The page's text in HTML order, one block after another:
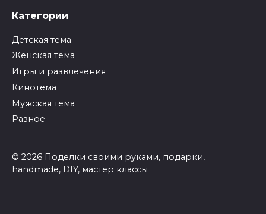
Категории
Детская тема
Женская тема
Игры и развлечения
Кинотема
Мужская тема
Разное
© 2026 Поделки своими руками, подарки,
handmade, DIY, мастер классы